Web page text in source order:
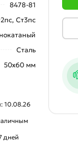
8478-81
Ст3пс
Сталь
50х60 мм
10.08.26
дней